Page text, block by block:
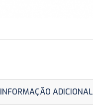
INFORMAÇÃO ADICIONAL